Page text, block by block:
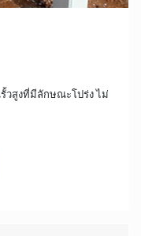
รั้วสูงที่มีลักษณะโปร่ง ไม่